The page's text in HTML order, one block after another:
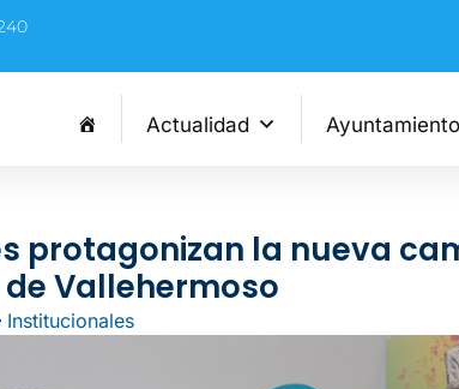
Actualidad Ayuntamiento
protagonizan la nueva
Vallehermoso
Institucionales